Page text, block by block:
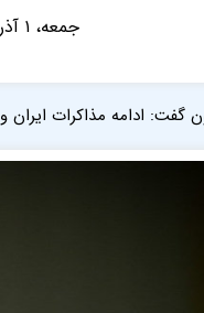
جمعه، ۱ آذر ۱۳۹۲ - ۱۰:۳۷:۳۴
مذاکرات ایران و 1+5 فردا برگزار می‌شود.